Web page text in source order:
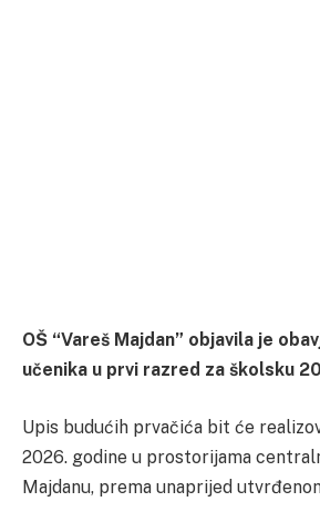
OŠ “Vareš Majdan” objavila je
učenika u prvi razred za školsku
Upis budućih prvačića bit će
2026. godine u prostorijama
Majdanu, prema unaprijed